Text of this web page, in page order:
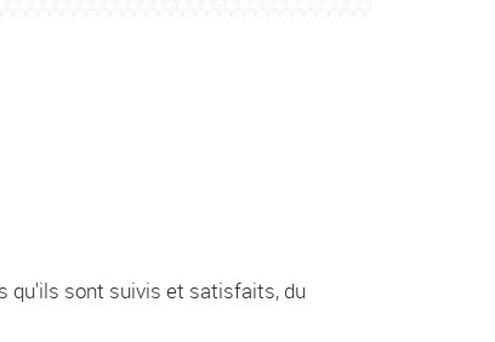
qu'ils sont suivis et satisfaits, du